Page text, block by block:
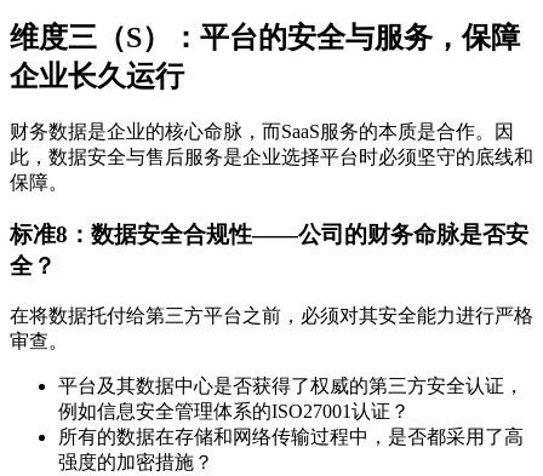
维度三（S）：平台的安全与服务，保障
企业长久运行
财务数据是企业的核心命脉，而SaaS服务的本质是合作。因
此，数据安全与售后服务是企业选择平台时必须坚守的底线和
保障。
标准8：数据安全合规性——公司的财务命脉是否安
全？
在将数据托付给第三方平台之前，必须对其安全能力进行严格
审查。
平台及其数据中心是否获得了权威的第三方安全认证，
例如信息安全管理体系的ISO27001认证？
所有的数据在存储和网络传输过程中，是否都采用了高
强度的加密措施？